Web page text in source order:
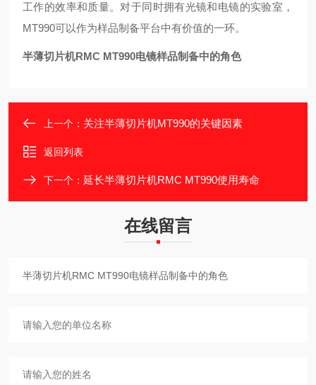
工作的效率和质量。对于同时拥有光镜和电镜的实验室，
MT990可以作为样品制备平台中有价值的一环。
半薄切片机RMC MT990电镜样品制备中的角色
上一个： 关注半薄切片机MT990的关键因素
返回列表
下一个： 延长半薄切片机RMC MT990使用寿命
在线留言